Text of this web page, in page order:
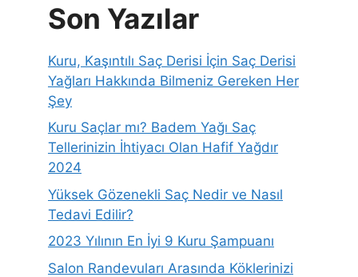
Son Yazılar
Kuru, Kaşıntılı Saç Derisi İçin Saç Derisi
Yağları Hakkında Bilmeniz Gereken Her
Şey
Kuru Saçlar mı? Badem Yağı Saç
Tellerinizin İhtiyacı Olan Hafif Yağdır
2024
Yüksek Gözenekli Saç Nedir ve Nasıl
Tedavi Edilir?
2023 Yılının En İyi 9 Kuru Şampuanı
Salon Randevuları Arasında Köklerinizi